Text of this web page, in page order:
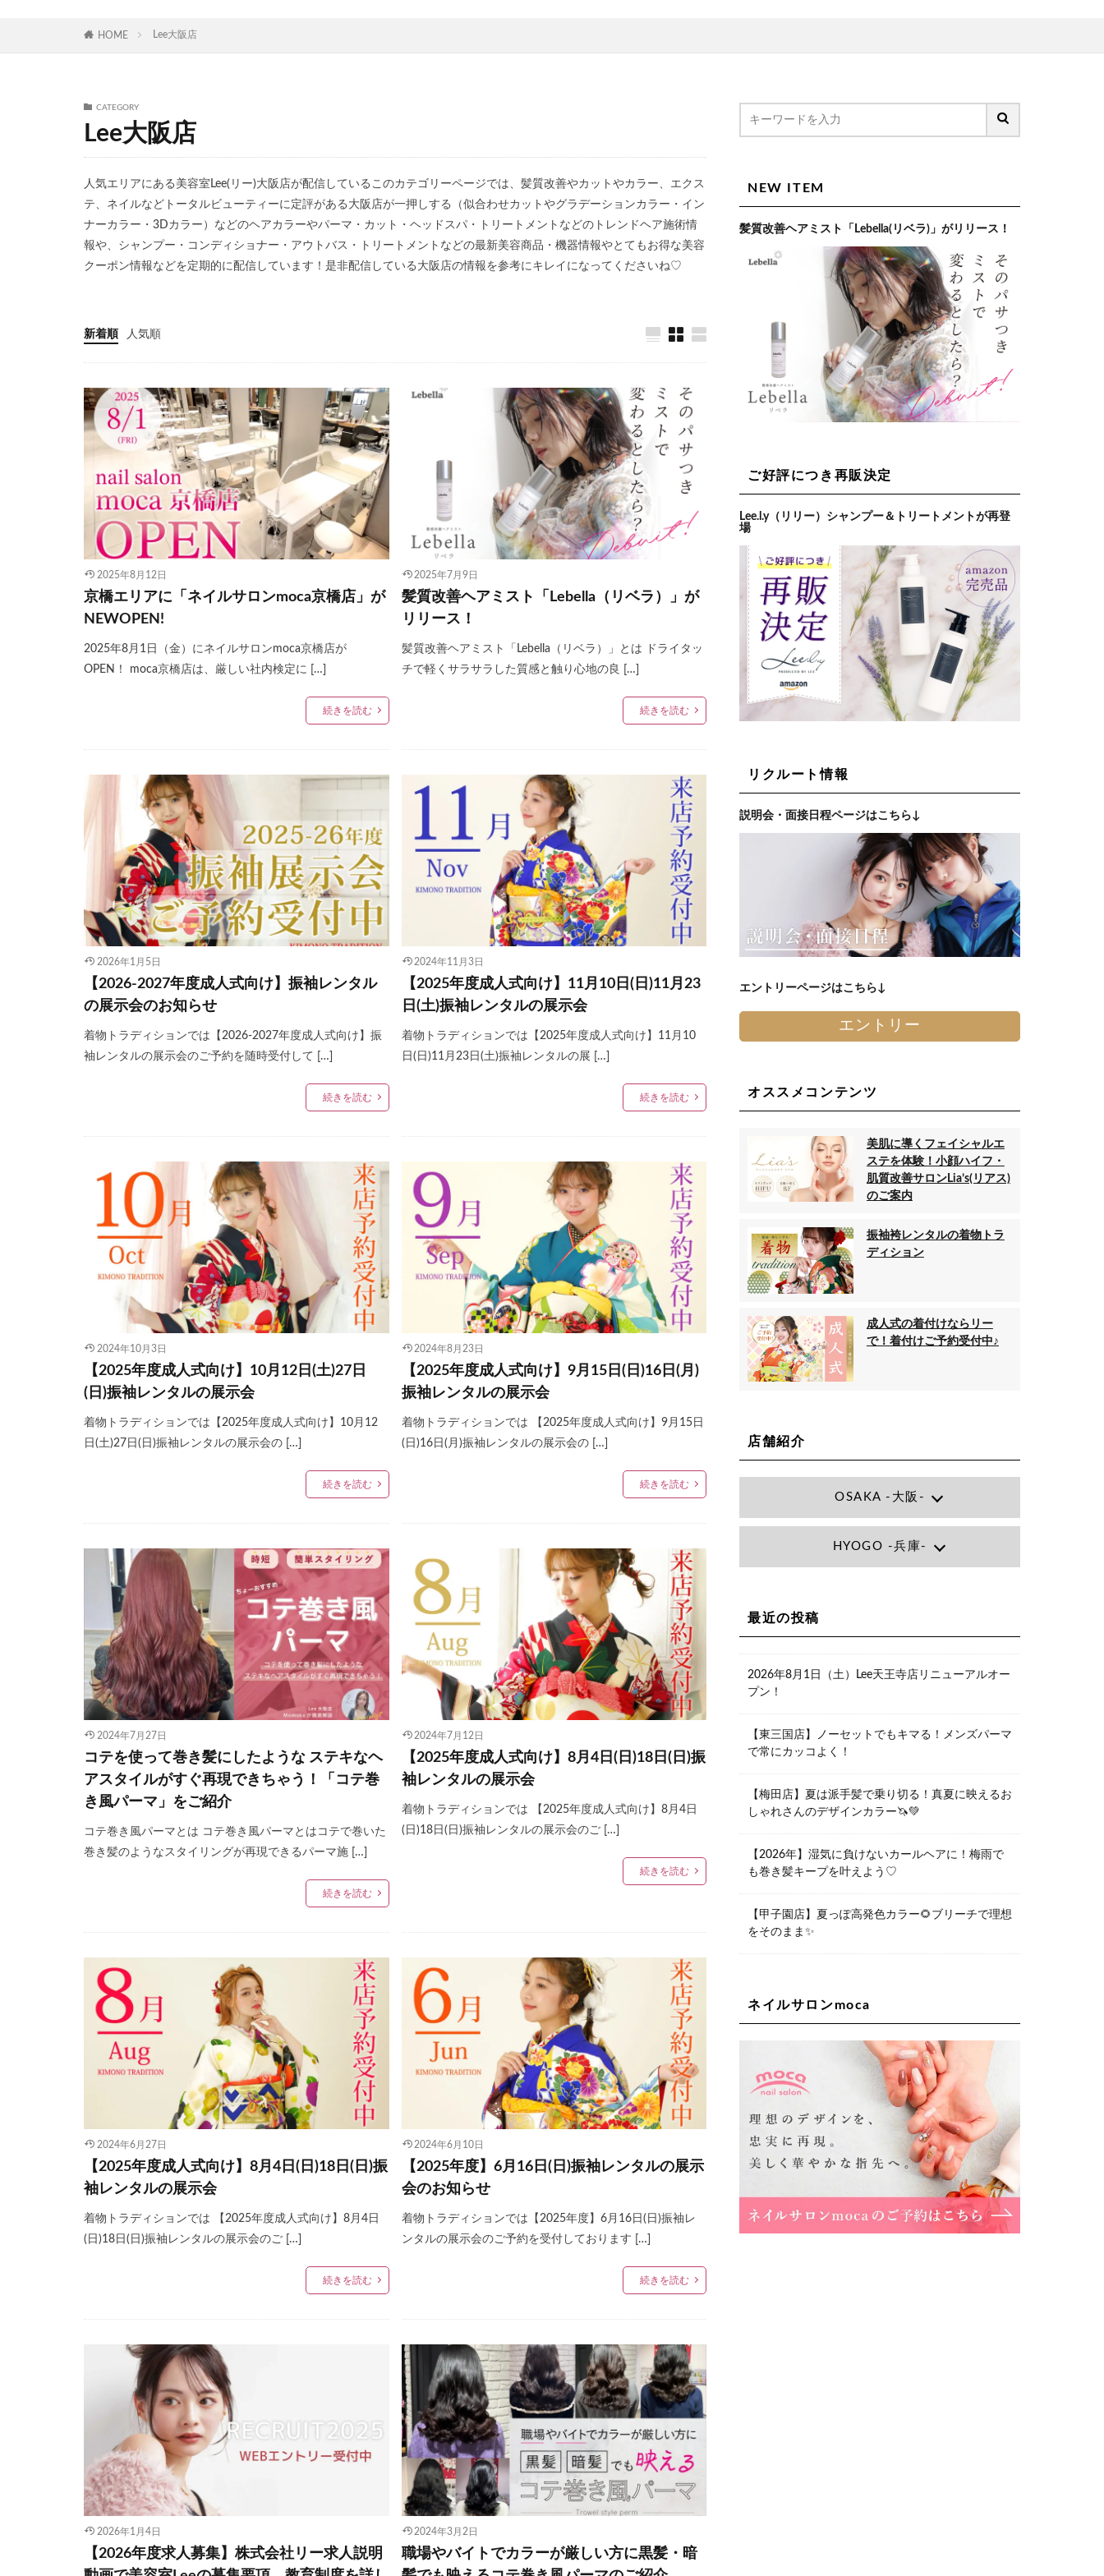
HOME Lee大阪店
CATEGORY
Lee大阪店
人気エリアにある美容室Lee(リー)大阪店が配信しているこのカテゴリーページでは、髪質改善やカットやカラー、エクス
テ、ネイルなどトータルビューティーに定評がある大阪店が一押しする（似合わせカットやグラデーションカラー・イン
ナーカラー・3Dカラー）などのヘアカラーやパーマ・カット・ヘッドスパ・トリートメントなどのトレンドヘア施術情
報や、シャンプー・コンディショナー・アウトバス・トリートメントなどの最新美容商品・機器情報やとてもお得な美容
クーポン情報などを定期的に配信しています！是非配信している大阪店の情報を参考にキレイになってくださいね♡
新着順 人気順
2025年8月12日
京橋エリアに「ネイルサロンmoca京橋店」が
NEWOPEN!
2025年8月1日（金）にネイルサロンmoca京橋店が
OPEN！ moca京橋店は、厳しい社内検定に […]
続きを読む
2025年7月9日
髪質改善ヘアミスト「Lebella（リベラ）」が
リリース！
髪質改善ヘアミスト「Lebella（リベラ）」とは ドライタッ
チで軽くサラサラした質感と触り心地の良 […]
続きを読む
2026年1月5日
【2026-2027年度成人式向け】振袖レンタル
の展示会のお知らせ
着物トラディションでは【2026-2027年度成人式向け】振
袖レンタルの展示会のご予約を随時受付して […]
続きを読む
2024年11月3日
【2025年度成人式向け】11月10日(日)11月23
日(土)振袖レンタルの展示会
着物トラディションでは【2025年度成人式向け】11月10
日(日)11月23日(土)振袖レンタルの展 […]
続きを読む
2024年10月3日
【2025年度成人式向け】10月12日(土)27日
(日)振袖レンタルの展示会
着物トラディションでは【2025年度成人式向け】10月12
日(土)27日(日)振袖レンタルの展示会の […]
続きを読む
2024年8月23日
【2025年度成人式向け】9月15日(日)16日(月)
振袖レンタルの展示会
着物トラディションでは 【2025年度成人式向け】9月15日
(日)16日(月)振袖レンタルの展示会の […]
続きを読む
2024年7月27日
コテを使って巻き髪にしたような ステキなヘ
アスタイルがすぐ再現できちゃう！「コテ巻
き風パーマ」をご紹介
コテ巻き風パーマとは コテ巻き風パーマとはコテで巻いた
巻き髪のようなスタイリングが再現できるパーマ施 […]
続きを読む
2024年7月12日
【2025年度成人式向け】8月4日(日)18日(日)振
袖レンタルの展示会
着物トラディションでは 【2025年度成人式向け】8月4日
(日)18日(日)振袖レンタルの展示会のご […]
続きを読む
2024年6月27日
【2025年度成人式向け】8月4日(日)18日(日)振
袖レンタルの展示会
着物トラディションでは 【2025年度成人式向け】8月4日
(日)18日(日)振袖レンタルの展示会のご […]
続きを読む
2024年6月10日
【2025年度】6月16日(日)振袖レンタルの展示
会のお知らせ
着物トラディションでは【2025年度】6月16日(日)振袖レ
ンタルの展示会のご予約を受付しております […]
続きを読む
2026年1月4日
【2026年度求人募集】株式会社リー求人説明
2024年3月2日
職場やバイトでカラーが厳しい方に黒髪・暗
NEW ITEM
髪質改善ヘアミスト「Lebella(リベラ)」がリリース！
ご好評につき再販決定
Lee.l.y（リリー）シャンプー＆トリートメントが再登
場
リクルート情報
説明会・面接日程ページはこちら↓
エントリーページはこちら↓
エントリー
オススメコンテンツ
美肌に導くフェイシャルエ
ステを体験！小顔ハイフ・
肌質改善サロンLia’s(リアス)
のご案内
振袖袴レンタルの着物トラ
ディション
成人式の着付けならリー
で！着付けご予約受付中♪
店舗紹介
OSAKA -大阪-
Lee大阪店
大阪府大阪市北区小松原町1-27梅田エ
大阪府大阪市都島区東野田町２丁目９
Lee堀江店
〒550-0014 大阪府大阪市西区北堀江1-
06-6563-9091
Lee四ツ橋店
大阪府大阪市西区新町1-5-7 四ツ橋ビル
Lee天王寺店
Ｆ
06-6395-9555
Lee布施店
大阪府東大阪市足代2丁目1-5 モンテノ
06-6748-0778
大阪府枚方市岡東町18-15 キューブ枚
HYOGO -兵庫-
ライフワーク1F
最近の投稿
2026年8月1日（土）Lee天王寺店リニューアルオー
プン！
【東三国店】ノーセットでもキマる！メンズパーマ
で常にカッコよく！
【梅田店】夏は派手髪で乗り切る！真夏に映えるお
しゃれさんのデザインカラー🦄💚
【2026年】湿気に負けないカールヘアに！梅雨で
も巻き髪キープを叶えよう♡
【甲子園店】夏っぽ高発色カラー🌻ブリーチで理想
をそのまま✨
ネイルサロンmoca